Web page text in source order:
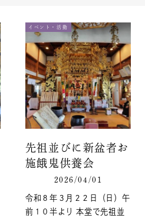
イベント・活動
先祖並びに新盆者お
施餓鬼供養会
2026/04/01
令和８年３月２２日（日）午
前１０半より 本堂で先祖並